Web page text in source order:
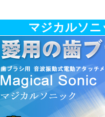
マジカルソニ